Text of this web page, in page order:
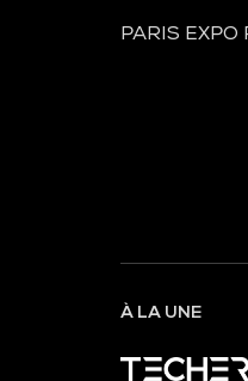
PARIS EXPO
À LA UNE